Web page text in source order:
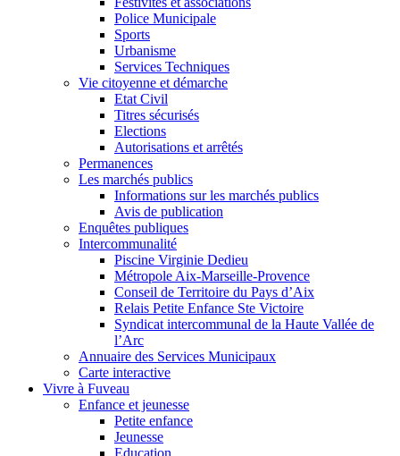
Police Municipale
Sports
Urbanisme
Services Techniques
Vie citoyenne et démarche
Etat Civil
Titres sécurisés
Elections
Autorisations et arrêtés
Permanences
Les marchés publics
Informations sur les marchés publics
Avis de publication
Enquêtes publiques
Intercommunalité
Piscine Virginie Dedieu
Métropole Aix-Marseille-Provence
Conseil de Territoire du Pays d’Aix
Relais Petite Enfance Ste Victoire
Syndicat intercommunal de la Haute Vallée de
l’Arc
Annuaire des Services Municipaux
Carte interactive
Vivre à Fuveau
Enfance et jeunesse
Petite enfance
Jeunesse
Education